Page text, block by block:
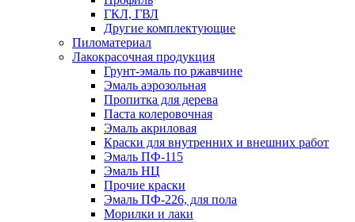
ГКЛ, ГВЛ
Другие комплектующие
Пиломатериал
Лакокрасочная продукция
Грунт-эмаль по ржавчине
Эмаль аэрозольная
Пропитка для дерева
Паста колеровочная
Эмаль акриловая
Краски для внутренних и внешних работ
Эмаль ПФ-115
Эмаль НЦ
Прочие краски
Эмаль ПФ-226, для пола
Морилки и лаки